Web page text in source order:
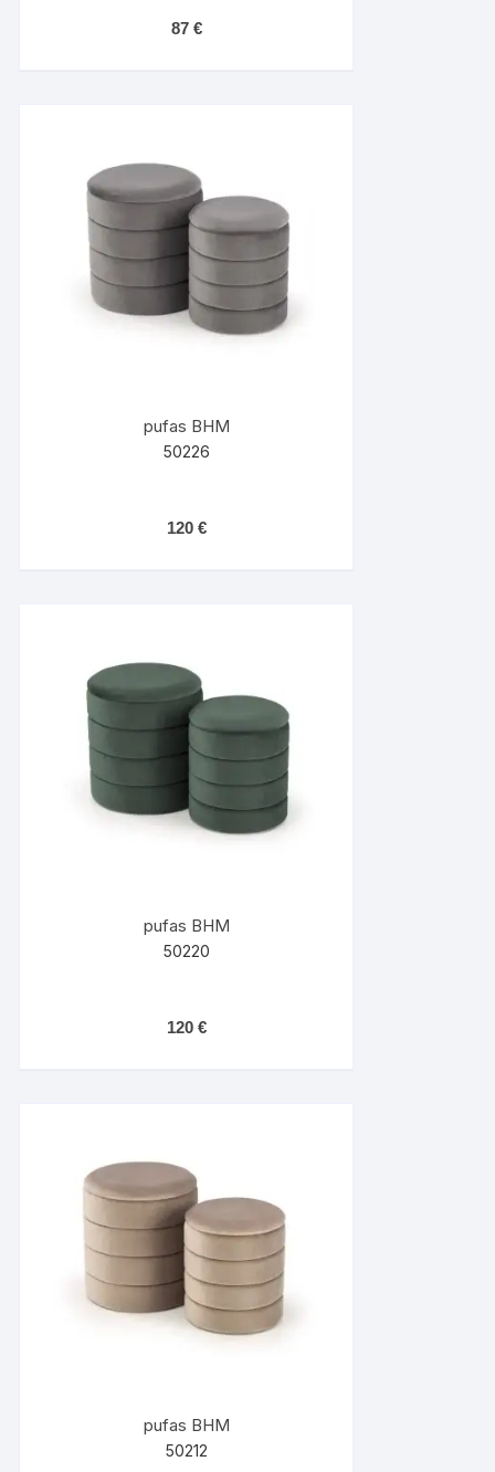
87 €
pufas BHM
50226
120 €
pufas BHM
50220
120 €
pufas BHM
50212